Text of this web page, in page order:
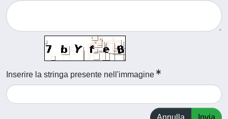
Inserire la stringa presente nell'immagine
Annulla Invia